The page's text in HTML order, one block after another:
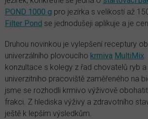
POND 1000 g pro jezírka s velikostí až
Filter Pond se jednodušeji aplikuje a je
Druhou novinkou je vylepšení receptury
univerzálního plovoucího krmiva MultiMix
konzultace s kolegy z řad chovatelů ryb
univerzitního pracoviště zaměřeného na
jsme se rozhodli krmivo výživově
frakci. Z hlediska výživy a zdravotního
ještě k lepším výsledkům.